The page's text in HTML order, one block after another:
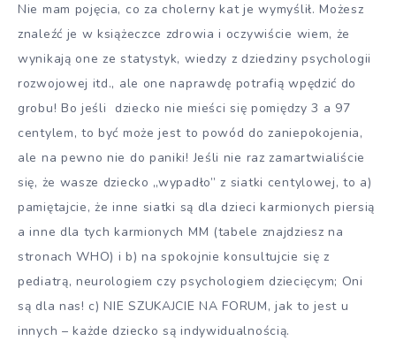
Nie mam pojęcia, co za cholerny kat je wymyślił. Możesz
znaleźć je w książeczce zdrowia i oczywiście wiem, że
wynikają one ze statystyk, wiedzy z dziedziny psychologii
rozwojowej itd., ale one naprawdę potrafią wpędzić do
grobu! Bo jeśli dziecko nie mieści się pomiędzy 3 a 97
centylem, to być może jest to powód do zaniepokojenia,
ale na pewno nie do paniki! Jeśli nie raz zamartwialiście
się, że wasze dziecko „wypadło” z siatki centylowej, to a)
pamiętajcie, że inne siatki są dla dzieci karmionych piersią
a inne dla tych karmionych MM (tabele znajdziesz na
stronach WHO) i b) na spokojnie konsultujcie się z
pediatrą, neurologiem czy psychologiem dziecięcym; Oni
są dla nas! c) NIE SZUKAJCIE NA FORUM, jak to jest u
innych – każde dziecko są indywidualnością.